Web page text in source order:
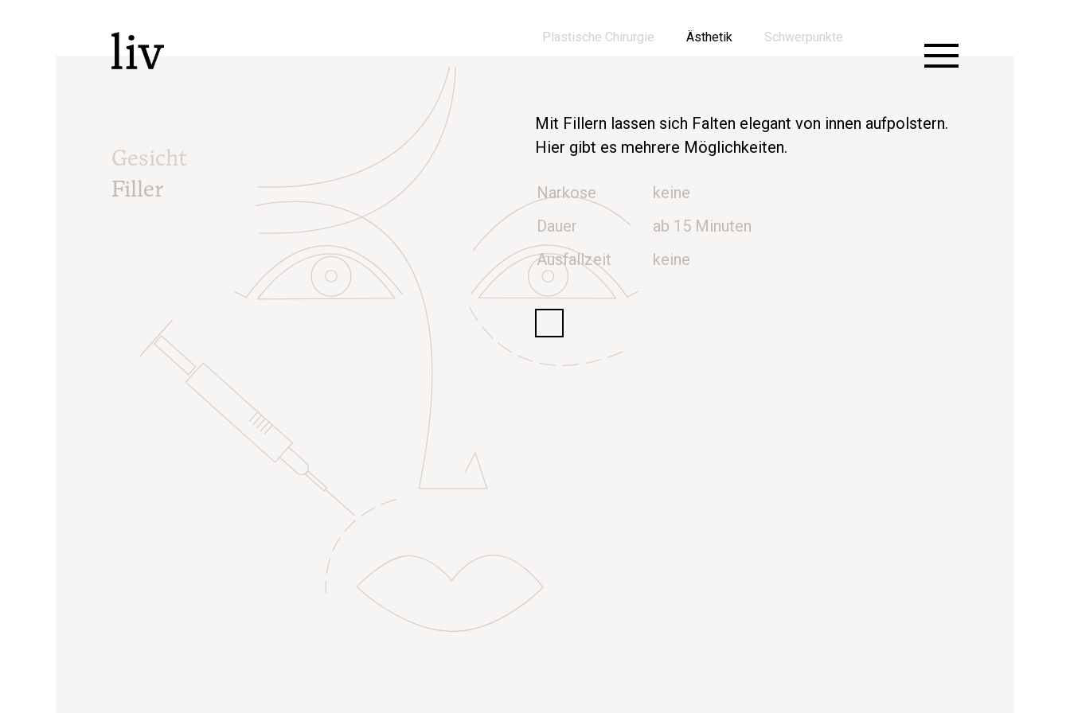
Plastische Chirurgie Ästhetik Schwerpunkte
Gesicht
Filler
Mit Fillern lassen sich Falten elegant von innen aufpolstern.
Hier gibt es mehrere Möglichkeiten.
Narkose
keine
Dauer
ab 15 Minuten
Ausfallzeit
keine